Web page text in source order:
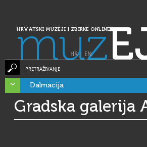
HRVATSKI MUZEJI I ZBIRKE ONLINE
muz
HR| EN
PRETRAŽIVANJE
Dalmacija
Gradska galerija